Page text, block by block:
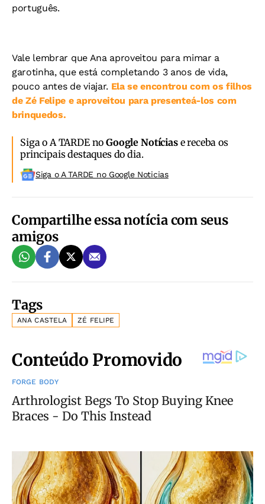
português.
Vale lembrar que Ana aproveitou para mimar a
garotinha, que está completando 3 anos de vida,
pouco antes de viajar. Ela se encontrou com os filhos
de Zé Felipe e aproveitou para presenteá-los com
brinquedos.
Siga o A TARDE noGoogle Notíciase receba os
principais destaques do dia.
Siga o A TARDE no Google Noticias
Compartilhe essa notícia com seus
amigos
Tags
ANA CASTELA ZÉ FELIPE